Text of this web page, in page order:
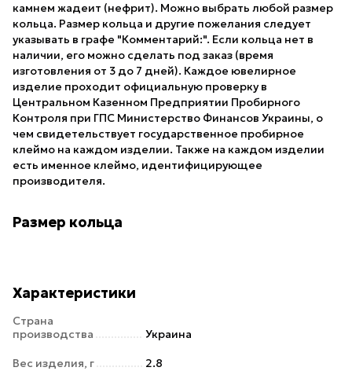
камнем жадеит (нефрит). Можно выбрать любой размер
кольца. Размер кольца и другие пожелания следует
указывать в графе "Комментарий:". Если кольца нет в
наличии, его можно сделать под заказ (время
изготовления от 3 до 7 дней). Каждое ювелирное
изделие проходит официальную проверку в
Центральном Казенном Предприятии Пробирного
Контроля при ГПС Министерство Финансов Украины, о
чем свидетельствует государственное пробирное
клеймо на каждом изделии. Также на каждом изделии
есть именное клеймо, идентифицирующее
производителя.
Размер кольца
Характеристики
Страна
производства
Украина
Вес изделия, г 2.8